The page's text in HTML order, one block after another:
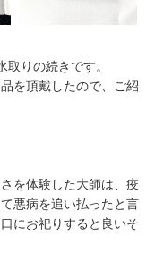
りの続きです。
を頂戴したので、ご紹
を体験した大師は、疫
悪病を追い払ったと言
にお祀りすると良いそ